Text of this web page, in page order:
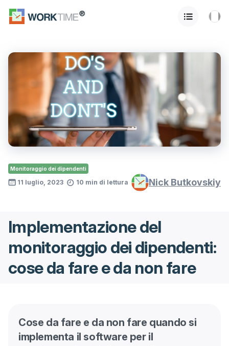
Monitoraggio dei dipendenti
11 luglio, 2023 10 min di lettura Nick Butkovskiy
Implementazione del
monitoraggio dei dipendenti:
cose da fare e da non fare
Cose da fare e da non fare quando si
implementa il software per il